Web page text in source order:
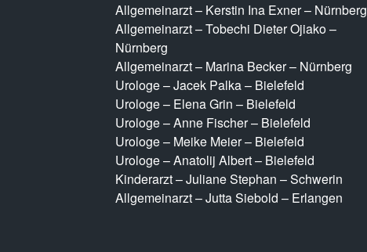
Allgemeinarzt – Kerstin Ina Exner – Nürnberg
Allgemeinarzt – Tobechi Dieter Ojiako –
Nürnberg
Allgemeinarzt – Marina Becker – Nürnberg
Urologe – Jacek Palka – Bielefeld
Urologe – Elena Grin – Bielefeld
Urologe – Anne Fischer – Bielefeld
Urologe – Meike Meier – Bielefeld
Urologe – Anatolij Albert – Bielefeld
Kinderarzt – Juliane Stephan – Schwerin
Allgemeinarzt – Jutta Siebold – Erlangen